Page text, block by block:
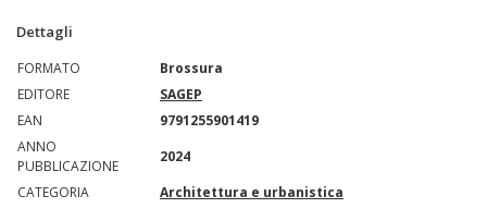
Dettagli
FORMATO
Brossura
EDITORE
SAGEP
EAN
9791255901419
ANNO
PUBBLICAZIONE
2024
CATEGORIA
Architettura e urbanistica